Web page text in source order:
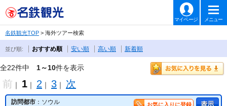
マイページ メニュー
名鉄観光TOP > 海外ツアー検索
並び順: おすすめ順 安い順 高い順 新着順
全22件中 1～10件を表示
前 ｜ 1 ｜ 2 ｜ 3 ｜ 次
訪問都市 ：ソウル お気に入りに登録